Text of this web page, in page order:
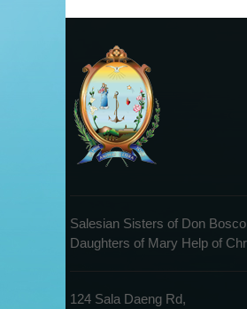
Salesian Sisters of Don Bosco
Daughters of Mary Help of
124 Sala Daeng Rd,